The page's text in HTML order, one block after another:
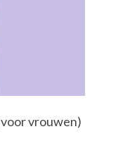
vrouwen)